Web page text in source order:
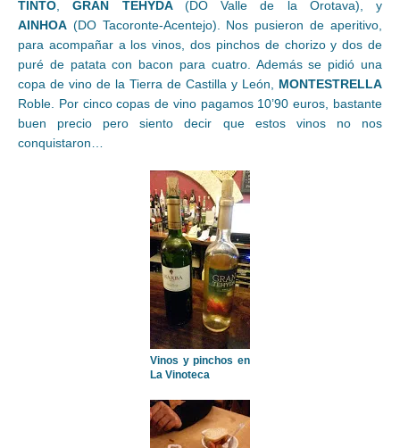
TINTO ,GRAN TEHYDA (DO Valle de la Orotava), y
AINHOA (DO Tacoronte-Acentejo). Nos pusieron de aperitivo,
para acompañar a los vinos, dos pinchos de chorizo y dos de
puré de patata con bacon para cuatro. Además se pidió una
copa de vino de la Tierra de Castilla y León, MONTESTRELLA
Roble. Por cinco copas de vino pagamos 10’90 euros, bastante
buen precio pero siento decir que estos vinos no nos
conquistaron…
Vinos y pinchos en
La Vinoteca